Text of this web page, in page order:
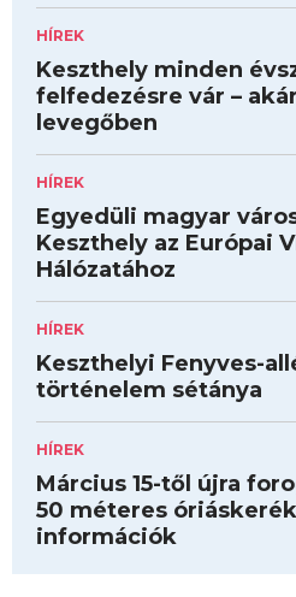
HÍREK
Keszthely minden
felfedezésre vár –
levegőben
HÍREK
Egyedüli magyar
Keszthely az Európai
Hálózatához
HÍREK
Keszthelyi Fenyves-
történelem sétánya
HÍREK
Március 15-től újra
50 méteres
információk